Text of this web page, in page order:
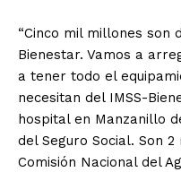
“Cinco mil millones son
Bienestar. Vamos a
a tener todo el
necesitan del IMSS-
hospital en Manzanillo
del Seguro Social. Son
Comisión Nacional del